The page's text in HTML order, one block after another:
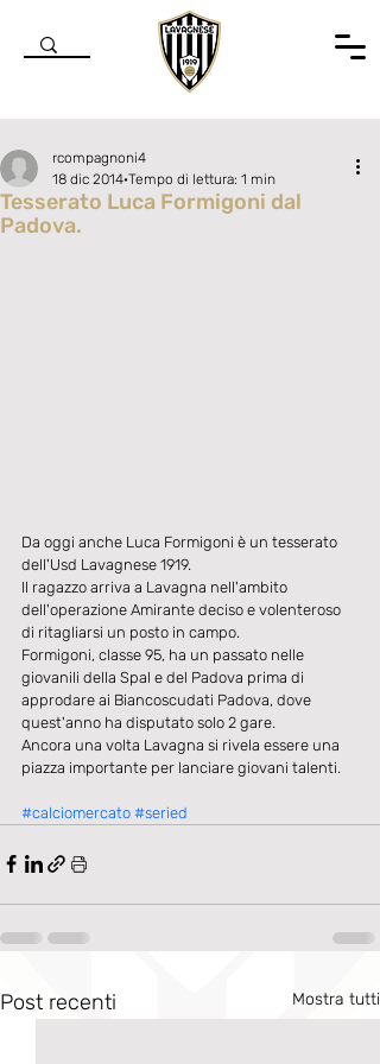
Tesserato Luca Formigoni dal
Padova.
rcompagnoni4
18 dic 2014 Tempo di lettura: 1 min
Da oggi anche Luca Formigoni è un tesserato
dell'Usd Lavagnese 1919.
Il ragazzo arriva a Lavagna nell'ambito
dell'operazione Amirante deciso e volenteroso
di ritagliarsi un posto in campo.
Formigoni, classe 95, ha un passato nelle
giovanili della Spal e del Padova prima di
approdare ai Biancoscudati Padova, dove
quest'anno ha disputato solo 2 gare.
Ancora una volta Lavagna si rivela essere una
piazza importante per lanciare giovani talenti.
#calciomercato #seried
Post recenti Mostra tutti